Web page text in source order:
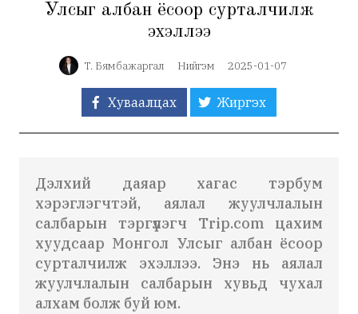
Улсыг албан ёсоор сурталчилж
эхэллээ
Т. Бямбажаргал Нийгэм 2025-01-07
Хуваалцах Жиргэх
Дэлхий даяар хагас тэрбум
хэрэглэгчтэй, аялал жуулчлалын
салбарын тэргүүлэгч Trip.com цахим
хуудсаар Монгол Улсыг албан ёсоор
сурталчилж эхэллээ. Энэ нь аялал
жуулчлалын салбарын хувьд чухал
алхам болж буй юм.